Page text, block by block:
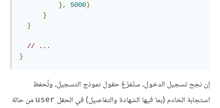
},
5000)
}
}
// ...
}
إن نجح تسجيل الدخول، ستُفرَّغ حقول نموذج التسجيل، وتُحفظ
استجابة الخادم (بما فيها الشهادة والتفاصيل) في الحقل user من حالة